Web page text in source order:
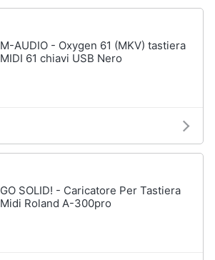
M-AUDIO - Oxygen 61 (MKV) tastiera
MIDI 61 chiavi USB Nero
GO SOLID! - Caricatore Per Tastiera
Midi Roland A-300pro